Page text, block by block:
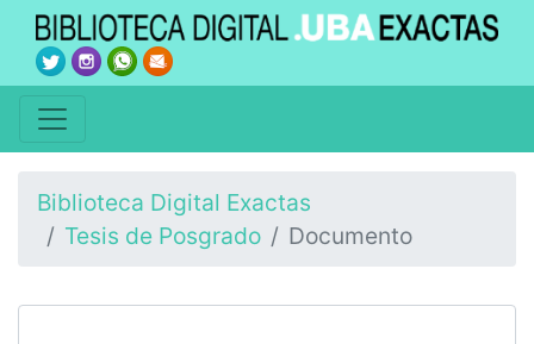
Biblioteca Digital Exactas
Tesis de Posgrado
Documento